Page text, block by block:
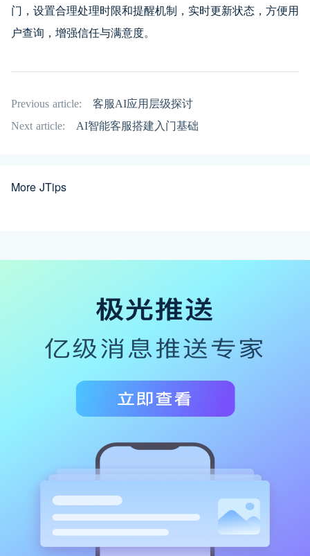
门，设置合理处理时限和提醒机制，实时更新状态，方便用
户查询，增强信任与满意度。
Previous article:
客服AI应用层级探讨
Next article:
AI智能客服搭建入门基础
More JTips